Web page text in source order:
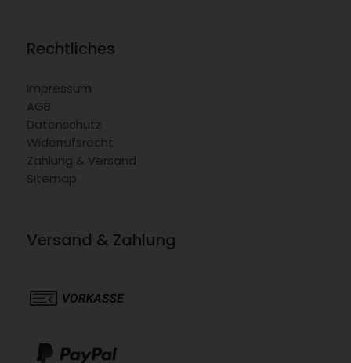
Rechtliches
Impressum
AGB
Datenschutz
Widerrufsrecht
Zahlung & Versand
Sitemap
Versand & Zahlung